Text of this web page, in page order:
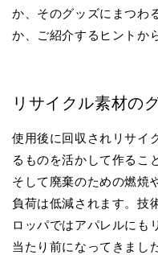
か、そのグッズにまつわ
か、ご紹介するヒントか
リサイクル素材の
使用後に回収されリサイ
るものを活かして作るこ
そして廃棄のための燃焼
負荷は低減されます。技
ロッパではアパレルにも
当たり前になってきまし